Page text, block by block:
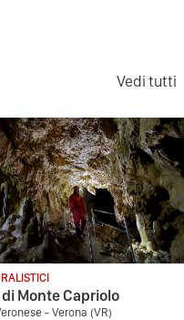
Vedi tutti
Monte Capriolo
- Verona (VR)